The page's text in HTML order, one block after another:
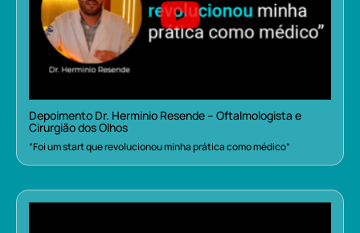
Depoimento Dr. Herminio Resende – Oftalmologista e
Cirurgião dos Olhos
“Foi um start que revolucionou minha prática como médico”